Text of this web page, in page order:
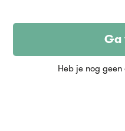
Ga
Heb je nog geen